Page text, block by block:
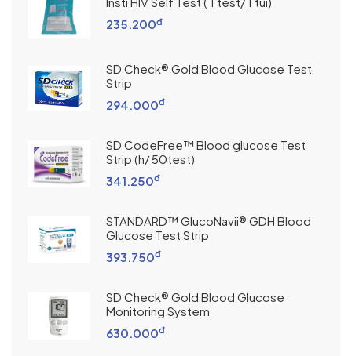
235.200đ
SD Check® Gold Blood Glucose Test
Strip
294.000đ
SD CodeFree™ Blood glucose Test
Strip (h/ 50test)
341.250đ
STANDARD™ GlucoNavii® GDH Blood
Glucose Test Strip
393.750đ
SD Check® Gold Blood Glucose
Monitoring System
630.000đ